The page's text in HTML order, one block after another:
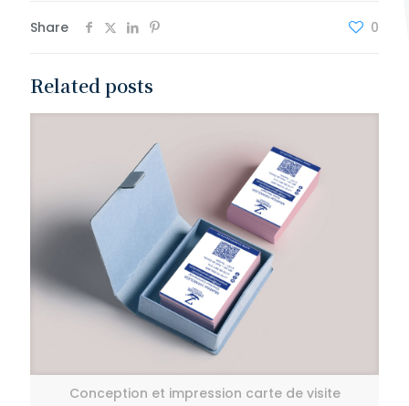
Share 0
Related posts
Conception et impression carte de visite